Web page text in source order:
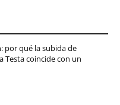
por qué la subida de
Testa coincide con un